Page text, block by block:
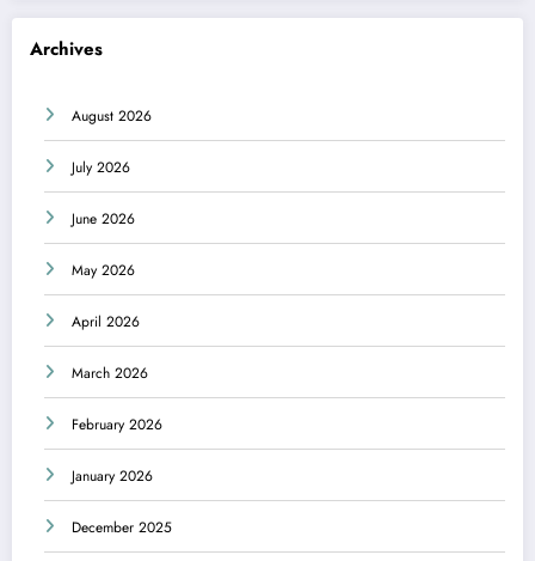
Archives
August 2026
July 2026
June 2026
May 2026
April 2026
March 2026
February 2026
January 2026
December 2025